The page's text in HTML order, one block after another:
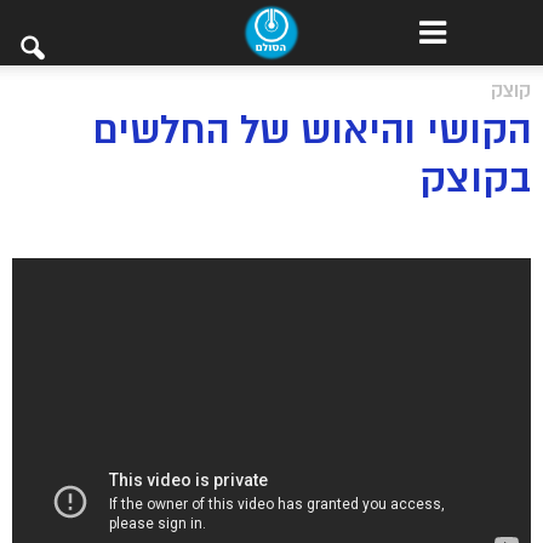
קוצק
הקושי והיאוש של החלשים
בקוצק